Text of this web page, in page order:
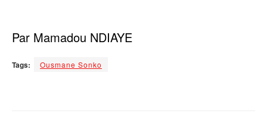
Par Mamadou NDIAYE
Tags: Ousmane Sonko